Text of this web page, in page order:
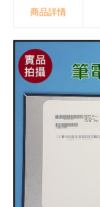
商品詳情